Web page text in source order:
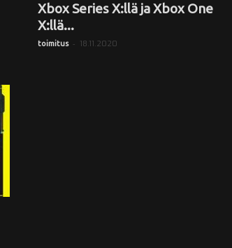
Xbox Series X:llä ja Xbox One
X:llä...
toimitus - 18.11.2020